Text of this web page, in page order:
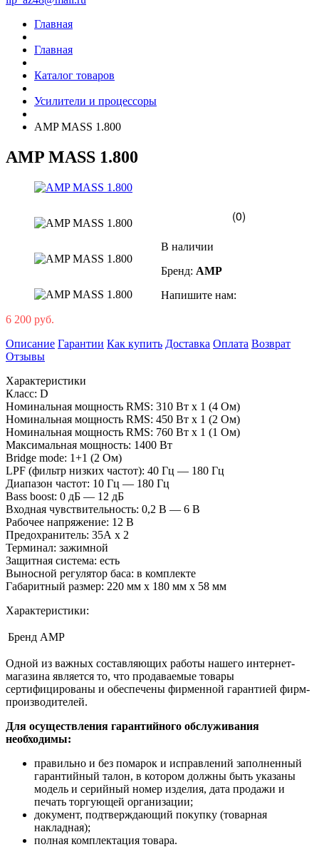
Главная
Главная
Каталог товаров
Усилители и процессоры
AMP MASS 1.800
AMP MASS 1.800
(0)
В наличии
Бренд: AMP
Напишите нам:
6 200 руб.
Описание Гарантии Как купить Доставка Оплата Возврат
Отзывы
Характеристики
Класс: D
Номинальная мощность RMS: 310 Вт х 1 (4 Ом)
Номинальная мощность RMS: 450 Вт х 1 (2 Ом)
Номинальная мощность RMS: 760 Вт х 1 (1 Ом)
Максимальная мощность: 1400 Вт
Bridge mode: 1+1 (2 Ом)
LPF (фильтр низких частот): 40 Гц — 180 Гц
Диапазон частот: 10 Гц — 180 Гц
Bass boost: 0 дБ — 12 дБ
Входная чувствительность: 0,2 В — 6 В
Рабочее напряжение: 12 В
Предохранитель: 35А х 2
Терминал: зажимной
Защитная система: есть
Выносной регулятор баса: в комплекте
Габаритный размер: 220 мм х 180 мм х 58 мм
Характеристики:
Бренд AMP
Одной из важных составляющих работы нашего интернет-
магазина является то, что продаваемые товары
сертифицированы и обеспечены фирменной гарантией фирм-
производителей.
Для осуществления гарантийного обслуживания
необходимы:
правильно и без помарок и исправлений заполненный
гарантийный талон, в котором должны быть указаны
модель и серийный номер изделия, дата продажи и
печать торгующей организации;
документ, подтверждающий покупку (товарная
накладная);
полная комплектация товара.